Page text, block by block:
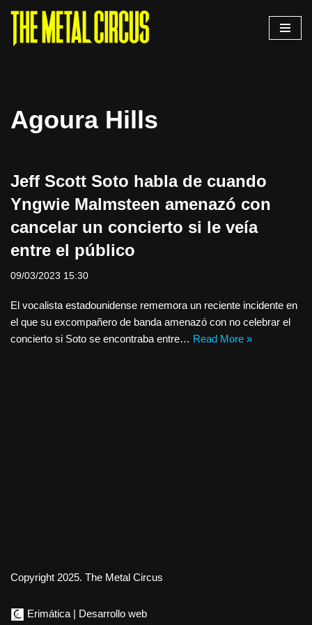
Saltar
Agoura Hills
Jeff Scott Soto habla de cuando
Yngwie Malmsteen amenazó con
cancelar un concierto si le veía
entre el público
09/03/2023 15:30
El vocalista estadounidense rememora un reciente incidente en
el que su excompañero de banda amenazó con no celebrar el
concierto si Soto se encontraba entre… Read More »
Copyright 2025. The Metal Circus
Erimática | Desarrollo web